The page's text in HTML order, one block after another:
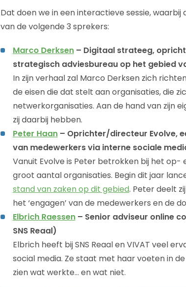
Dat doen we in een interactieve sessie,
van de volgende 3 sprekers:
Marco Derksen– Digitaal strateeg,
strategisch adviesbureau op het gebied
In zijn verhaal zal Marco Derksen zich
de eisen die dat stelt aan organisaties, die
netwerkorganisaties. Aan de hand van zijn
zij daarbij hebben.
Peter Haan– Oprichter/directeur Evolve,
van medewerkers via interne sociale
Vanuit Evolve is Peter betrokken bij het
groot aantal organisaties. Begin dit jaar
stand van zaken op dit gebied. Peter deelt
het ‘engagen’ van de medewerkers en de
Elbrich Raessen– Senior adviseur online
SNS Reaal)
Elbrich heeft bij SNS Reaal en VIVAT veel
social media. Ze staat met haar voeten in
zien wat werkte… en wat niet.